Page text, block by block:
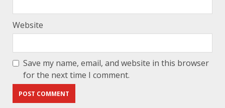
Website
Save my name, email, and website in this browser
for the next time I comment.